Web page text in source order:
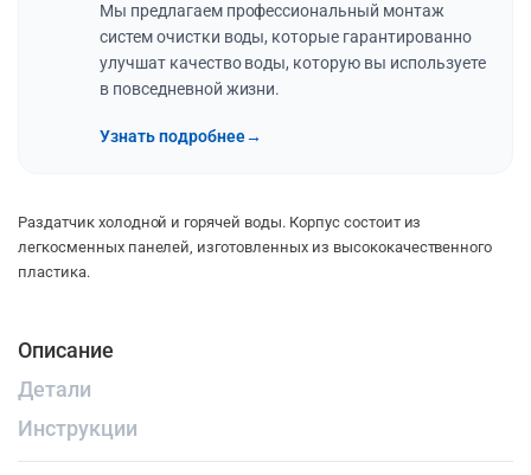
Мы предлагаем профессиональный монтаж
систем очистки воды, которые гарантированно
улучшат качество воды, которую вы используете
в повседневной жизни.
Узнать подробнее→
Раздатчик холодной и горячей воды. Корпус состоит из
легкосменных панелей, изготовленных из высококачественного
пластика.
Описание
Детали
Инструкции